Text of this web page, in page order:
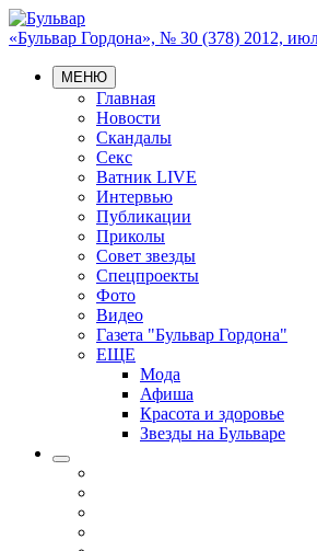
«Бульвар Гордона», № 30 (378) 2012,
МЕНЮ
Главная
Новости
Скандалы
Секс
Ватник LIVE
Интервью
Публикации
Приколы
Совет звезды
Спецпроекты
Фото
Видео
Газета "Бульвар Гордона"
ЕЩЕ
Мода
Афиша
Красота и здоровье
Звезды на Бульваре